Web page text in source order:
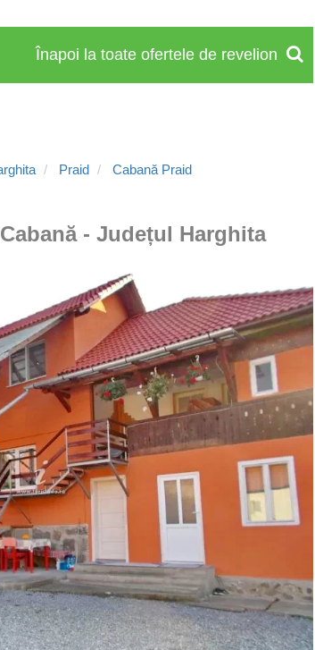
Înapoi la toate ofertele de revelion
Praid
Cabană Praid
- Județul Harghita